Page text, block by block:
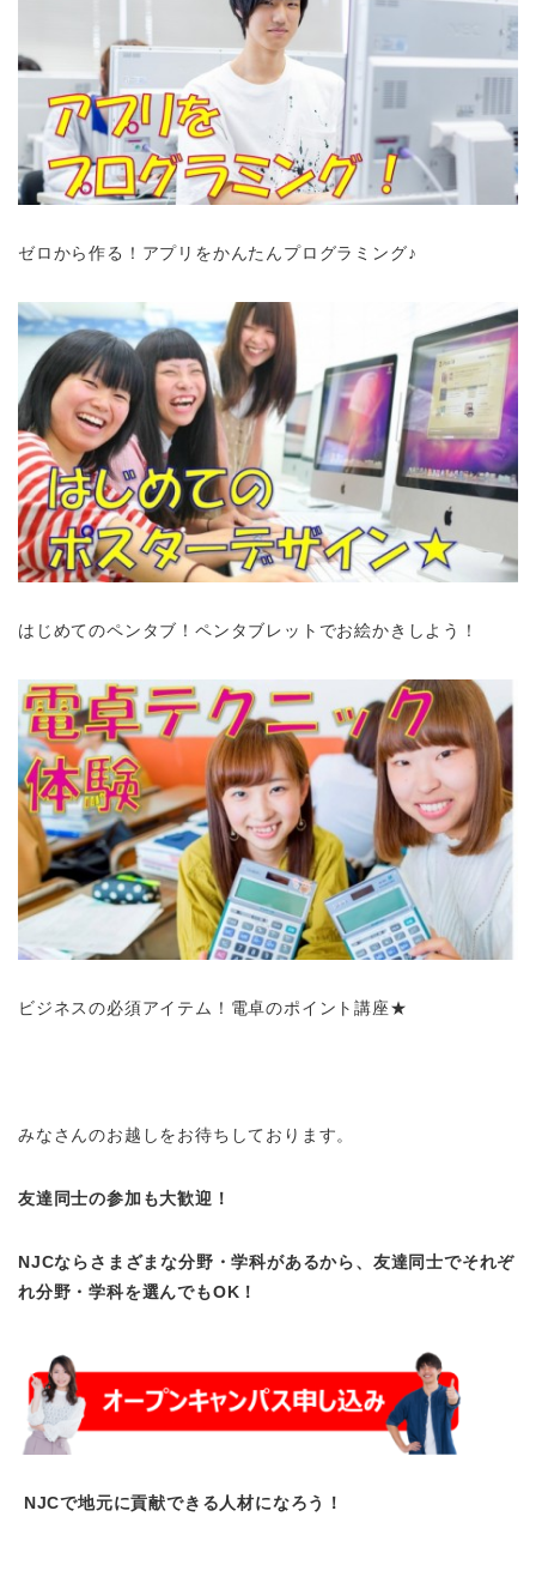
ゼロから作る！アプリをかんたんプログラミング♪
はじめてのペンタブ！ペンタブレットでお絵かきしよう！
ビジネスの必須アイテム！電卓のポイント講座★
みなさんのお越しをお待ちしております。
友達同士の参加も大歓迎！
NJCならさまざまな分野・学科があるから、友達同士でそれぞ
れ分野・学科を選んでもOK！
NJCで地元に貢献できる人材になろう！